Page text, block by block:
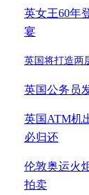
英女王60年
宴
英国将打造两
英国公务员
英国ATM机
必归还
伦敦奥运火
拍卖